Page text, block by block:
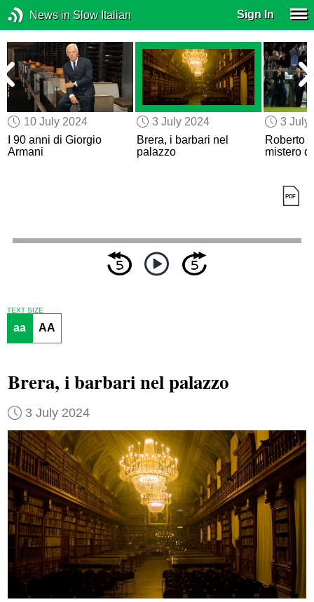
News in Slow Italian Sign In
10 July 2024
I 90 anni di Giorgio
Armani
3 July 2024
Brera, i barbari nel
palazzo
3 July
Roberto
mistero
TEXT SIZE
aa AA
Brera, i barbari nel palazzo
3 July 2024